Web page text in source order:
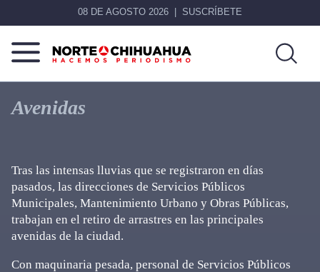
08 DE AGOSTO 2026 SUSCRÍBETE
Norte
De
Chihuahua
Más
que
noticias,
Avenidas
Tras las intensas lluvias que se registraron en días
pasados, las direcciones de Servicios Públicos
Municipales, Mantenimiento Urbano y Obras Públicas,
trabajan en el retiro de arrastres en las principales
avenidas de la ciudad.
Con maquinaria pesada, personal de Servicios Públicos